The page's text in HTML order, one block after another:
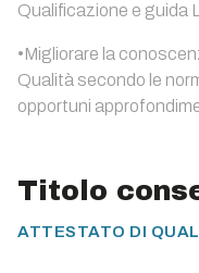
Qualificazione e guida
•Migliorare la
Qualità secondo le
opportuni
Titolo
ATTESTATO DI